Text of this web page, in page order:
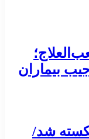
بیماران
شکسته شد/